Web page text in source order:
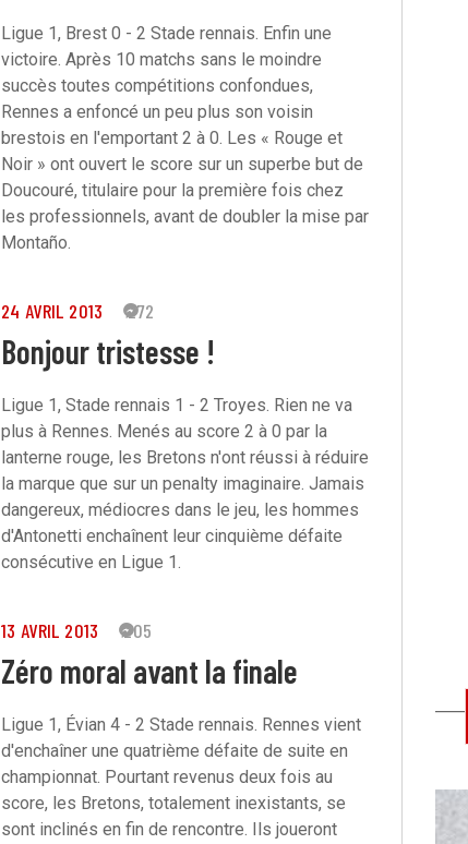
Ligue 1, Brest 0 - 2 Stade rennais. Enfin une
victoire. Après 10 matchs sans le moindre
succès toutes compétitions confondues,
Rennes a enfoncé un peu plus son voisin
brestois en l'emportant 2 à 0. Les « Rouge et
Noir » ont ouvert le score sur un superbe but de
Doucouré, titulaire pour la première fois chez
les professionnels, avant de doubler la mise par
Montaño.
24 AVRIL 2013 272
Bonjour tristesse !
Ligue 1, Stade rennais 1 - 2 Troyes. Rien ne va
plus à Rennes. Menés au score 2 à 0 par la
lanterne rouge, les Bretons n'ont réussi à réduire
la marque que sur un penalty imaginaire. Jamais
dangereux, médiocres dans le jeu, les hommes
d'Antonetti enchaînent leur cinquième défaite
consécutive en Ligue 1.
13 AVRIL 2013 205
Zéro moral avant la finale
Ligue 1, Évian 4 - 2 Stade rennais. Rennes vient
d'enchaîner une quatrième défaite de suite en
championnat. Pourtant revenus deux fois au
score, les Bretons, totalement inexistants, se
sont inclinés en fin de rencontre. Ils joueront